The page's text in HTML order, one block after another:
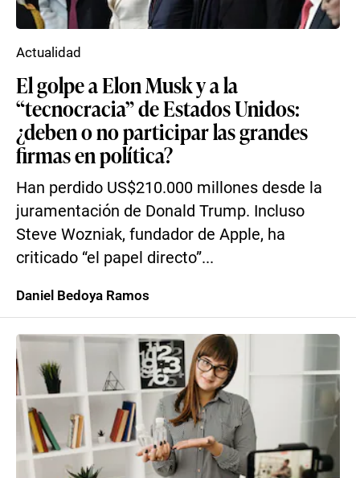
El golpe a Elon Musk y a la
“tecnocracia” de Estados Unidos:
¿deben o no participar las grandes
firmas en política?
Han perdido US$210.000 millones desde la
juramentación de Donald Trump. Incluso
Steve Wozniak, fundador de Apple, ha
criticado “el papel directo”...
Actualidad
Daniel Bedoya Ramos